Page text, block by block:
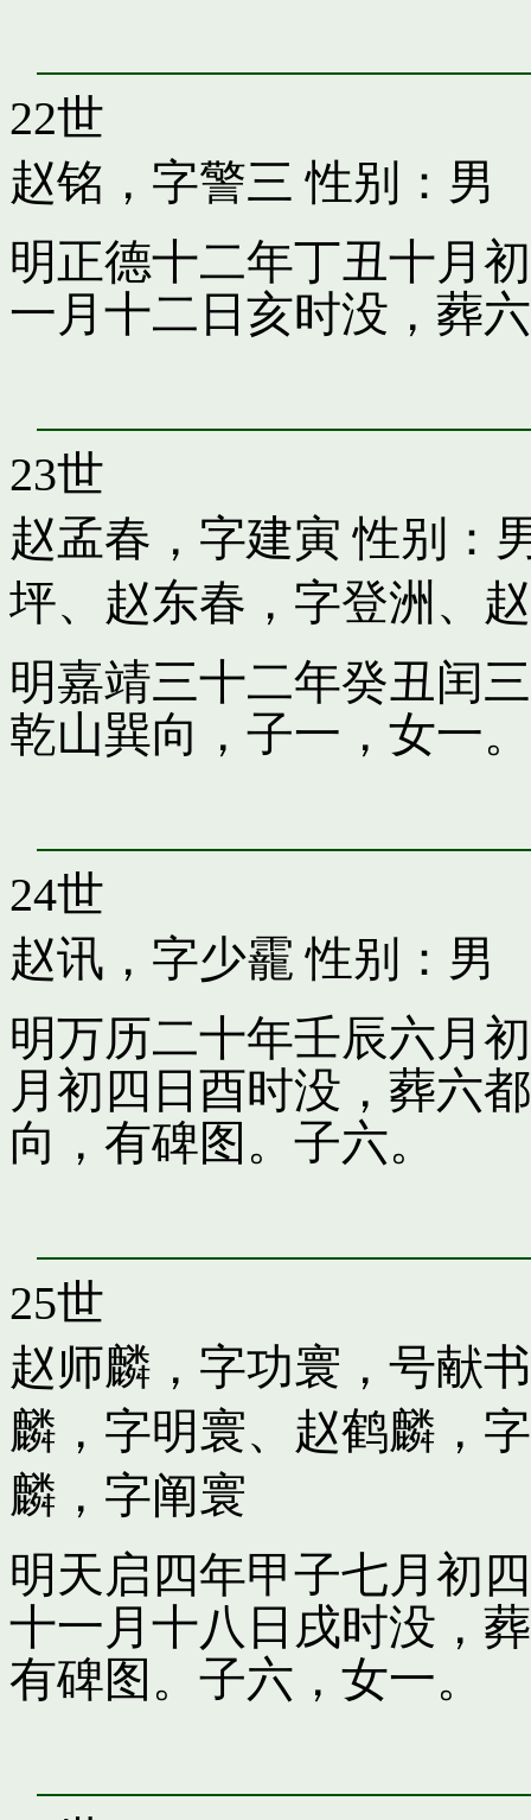
22世
赵铭，字警三 性别：男
明正德十二年丁丑十月
一月十二日亥时没，葬
23世
赵孟春，字建寅 性别：
坪、 赵东春，字登洲 、
明嘉靖三十二年癸丑闰
乾山巽向，子一，女一。
24世
赵讯，字少靇 性别：男
明万历二十年壬辰六月
月初四日酉时没，葬六
向，有碑图。子六。
25世
赵师麟，字功寰，号献书
麟，字明寰、 赵鹤麟，
麟，字阐寰
明天启四年甲子七月初
十一月十八日戌时没，
有碑图。子六，女一。